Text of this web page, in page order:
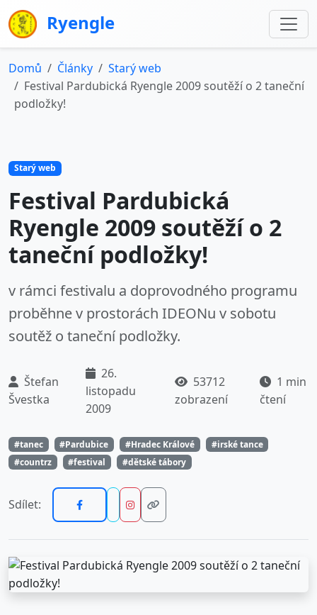
Ryengle
Domů Články
Starý web
Festival Pardubická Ryengle 2009 soutěží o 2 taneční
podložky!
Starý web
Festival Pardubická
Ryengle 2009 soutěží o 2
taneční podložky!
v rámci festivalu a doprovodného programu
proběhne v prostorách IDEONu v sobotu
soutěž o taneční podložky.
Štefan
Švestka
26.
listopadu
2009
53712
zobrazení
1 min
čtení
#tanec #Pardubice #Hradec Králové
#irské tance
#countrz
#festival #dětské tábory
Sdílet: